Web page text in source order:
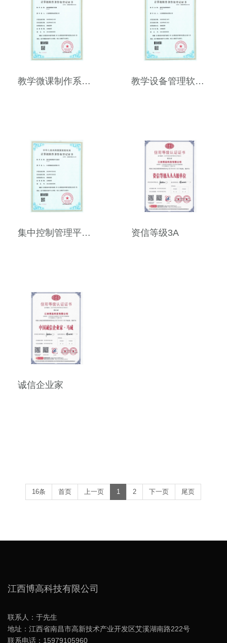
教学微课制作系统V1.0 教学设备管理软件V1.0
集中控制管理平台软件V1.0 资信等级3A
诚信企业家
16条 首页 上一页 1 2 下一页 尾页
江西博高科技有限公司
联系人：于先生
地址：江西省南昌市高新技术产业开发区艾溪湖南路222号
联系电话：15979105960